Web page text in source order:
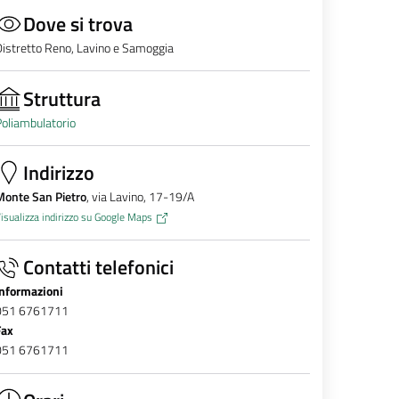
Dove si trova
Reno, Lavino e Samoggia
Struttura
Indirizzo
San Pietro, via Lavino, 17-19/A
indirizzo su Google Maps
Contatti telefonici
6761711
6761711